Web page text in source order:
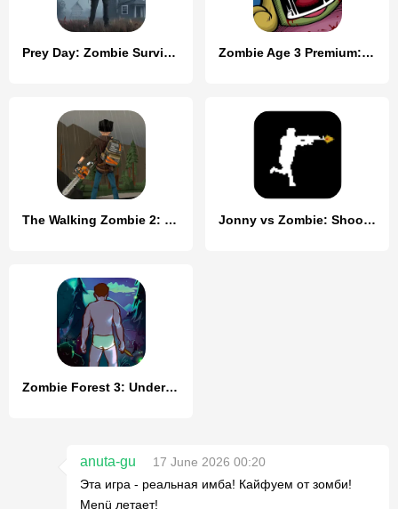
Prey Day: Zombie Survival Zombie Age 3 Premium: Survival
The Walking Zombie 2: Shooter Jonny vs Zombie: Shooter game
Zombie Forest 3: Underground
anuta-gu
17 June 2026 00:20
Эта игра - реальная имба! Кайфуем от зомби!
Menü летает!